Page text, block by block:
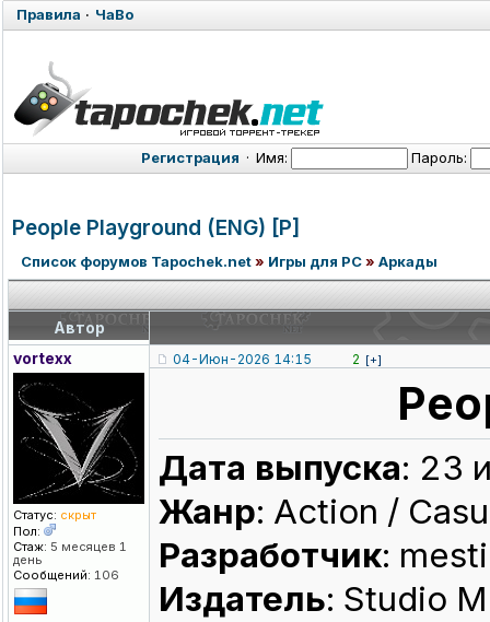
Правила · ЧаВо
Регистрация · Имя: Пароль:
People Playground (ENG) [P]
Список форумов Tapochek.net» Игры для PC» Аркады
Автор
vortexx
Статус: скрыт
Пол:
Стаж: 5 месяцев 1
день
Сообщений: 106
04-Июн-2026 14:15 2 [+]
Дата выпуска: 23
Жанр: Action /
Разработчик:
Издатель: Studio